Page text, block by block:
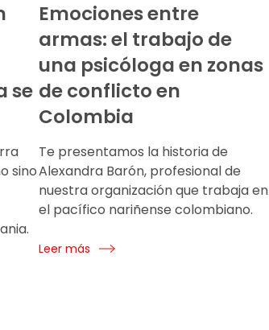
se
sino
Emociones entre
armas: el trabajo de
una psicóloga en zonas
de conflicto en
Colombia
Te presentamos la historia de
Alexandra Barón, profesional de
nuestra organización que trabaja en
el pacífico nariñense colombiano.
Leer más